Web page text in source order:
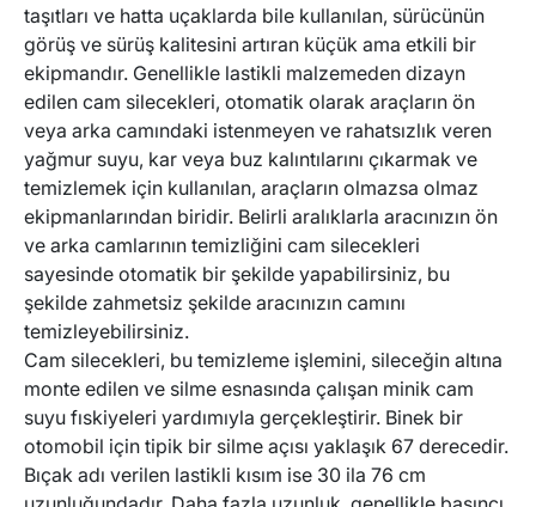
PROTON LOTUS
MORGAN FORD OTOSAN
ALPINE MOSKVICH
BENTLEY BUICK
CADILLAC LEXUS
MEGA PLYMOUTH
taşıtları ve hatta uçaklarda bile kullanılan, sürücünün
görüş ve sürüş kalitesini artıran küçük ama etkili bir
ekipmandır. Genellikle lastikli malzemeden dizayn
edilen cam silecekleri, otomatik olarak araçların ön
veya arka camındaki istenmeyen ve rahatsızlık veren
yağmur suyu, kar veya buz kalıntılarını çıkarmak ve
temizlemek için kullanılan, araçların olmazsa olmaz
ekipmanlarından biridir. Belirli aralıklarla aracınızın ön
ve arka camlarının temizliğini cam silecekleri
sayesinde otomatik bir şekilde yapabilirsiniz, bu
şekilde zahmetsiz şekilde aracınızın camını
temizleyebilirsiniz.
Cam silecekleri, bu temizleme işlemini, sileceğin altına
monte edilen ve silme esnasında çalışan minik cam
suyu fıskiyeleri yardımıyla gerçekleştirir. Binek bir
otomobil için tipik bir silme açısı yaklaşık 67 derecedir.
Bıçak adı verilen lastikli kısım ise 30 ila 76 cm